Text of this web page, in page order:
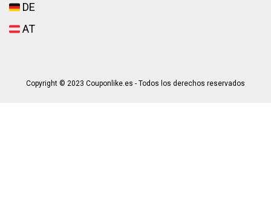
DE
AT
Copyright © 2023 Couponlike.es - Todos los derechos reservados